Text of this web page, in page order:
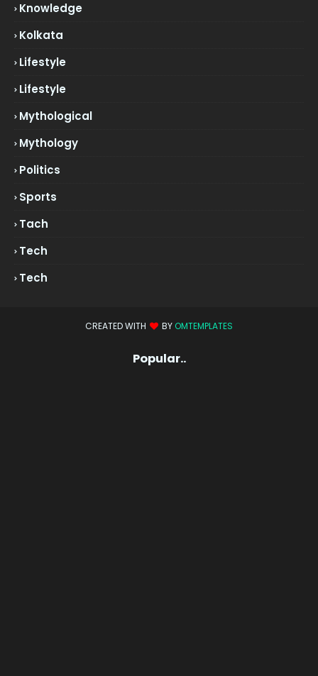
Knowledge
Kolkata
Lifestyle
Lifestyle
Mythological
Mythology
Politics
Sports
Tach
Tech
Tech
CREATED WITH BY OMTEMPLATES
Popular..